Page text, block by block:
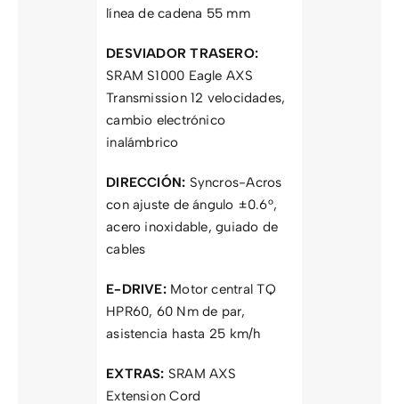
línea de cadena 55 mm
DESVIADOR TRASERO:
SRAM S1000 Eagle AXS
Transmission 12 velocidades,
cambio electrónico
inalámbrico
DIRECCIÓN: Syncros-Acros
con ajuste de ángulo ±0.6°,
acero inoxidable, guiado de
cables
E-DRIVE:Motor central TQ
HPR60, 60 Nm de par,
asistencia hasta 25 km/h
EXTRAS: SRAM AXS
Extension Cord